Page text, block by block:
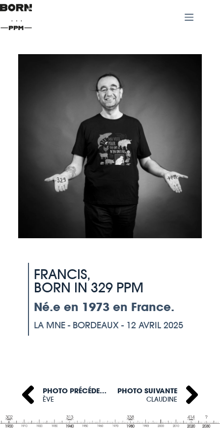
FRANCIS,
BORN IN 329 PPM
Né.e en 1973 en France.
LA MNE - BORDEAUX - 12 AVRIL 2025
PHOTO PRÉCÉDENTE
ÈVE
PHOTO SUIVANTE
CLAUDINE